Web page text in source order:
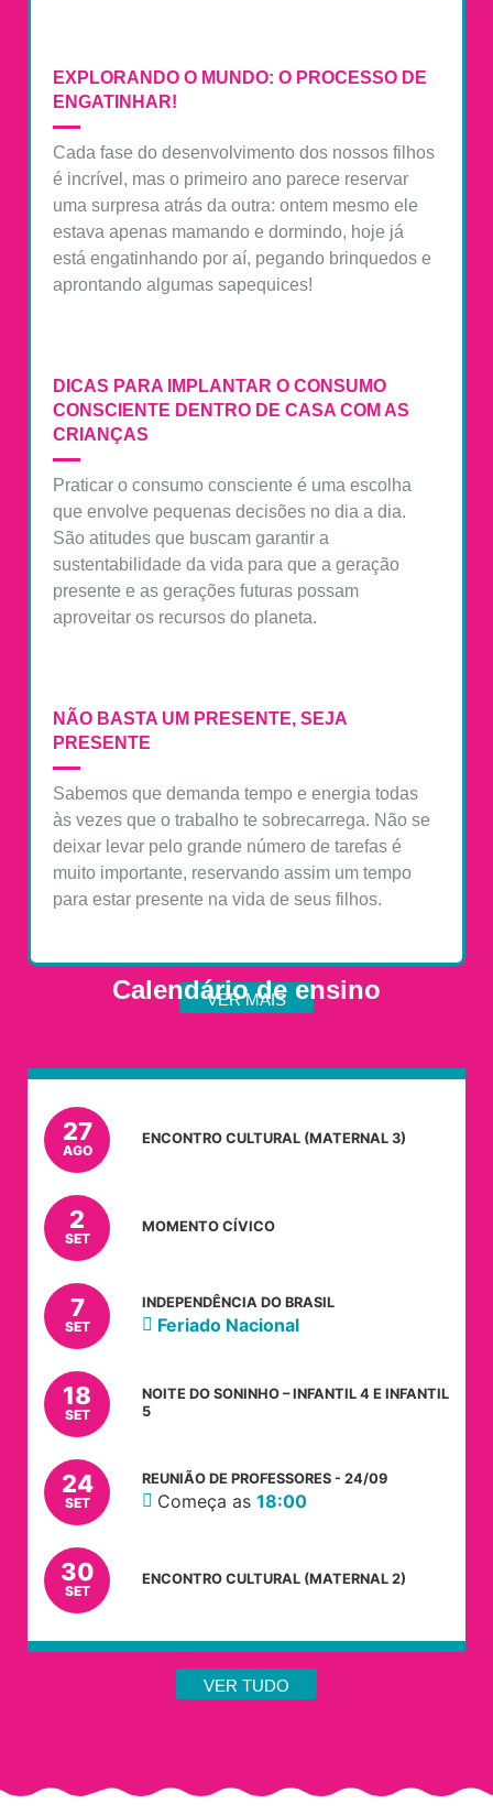
EXPLORANDO O MUNDO: O PROCESSO DE
ENGATINHAR!
Cada fase do desenvolvimento dos nossos filhos
é incrível, mas o primeiro ano parece reservar
uma surpresa atrás da outra: ontem mesmo ele
estava apenas mamando e dormindo, hoje já
está engatinhando por aí, pegando brinquedos e
aprontando algumas sapequices!
DICAS PARA IMPLANTAR O CONSUMO
CONSCIENTE DENTRO DE CASA COM AS
CRIANÇAS
Praticar o consumo consciente é uma escolha
que envolve pequenas decisões no dia a dia.
São atitudes que buscam garantir a
sustentabilidade da vida para que a geração
presente e as gerações futuras possam
aproveitar os recursos do planeta.
NÃO BASTA UM PRESENTE, SEJA
PRESENTE
Sabemos que demanda tempo e energia todas
às vezes que o trabalho te sobrecarrega. Não se
deixar levar pelo grande número de tarefas é
muito importante, reservando assim um tempo
para estar presente na vida de seus filhos.
VER MAIS
Calendário de ensino
27
AGO
ENCONTRO CULTURAL (MATERNAL 3)
2
SET
MOMENTO CÍVICO
7
SET
INDEPENDÊNCIA DO BRASIL
Feriado Nacional
18
SET
NOITE DO SONINHO – INFANTIL 4 E INFANTIL
5
24
SET
REUNIÃO DE PROFESSORES - 24/09
Começa as 18:00
30
SET
ENCONTRO CULTURAL (MATERNAL 2)
VER TUDO